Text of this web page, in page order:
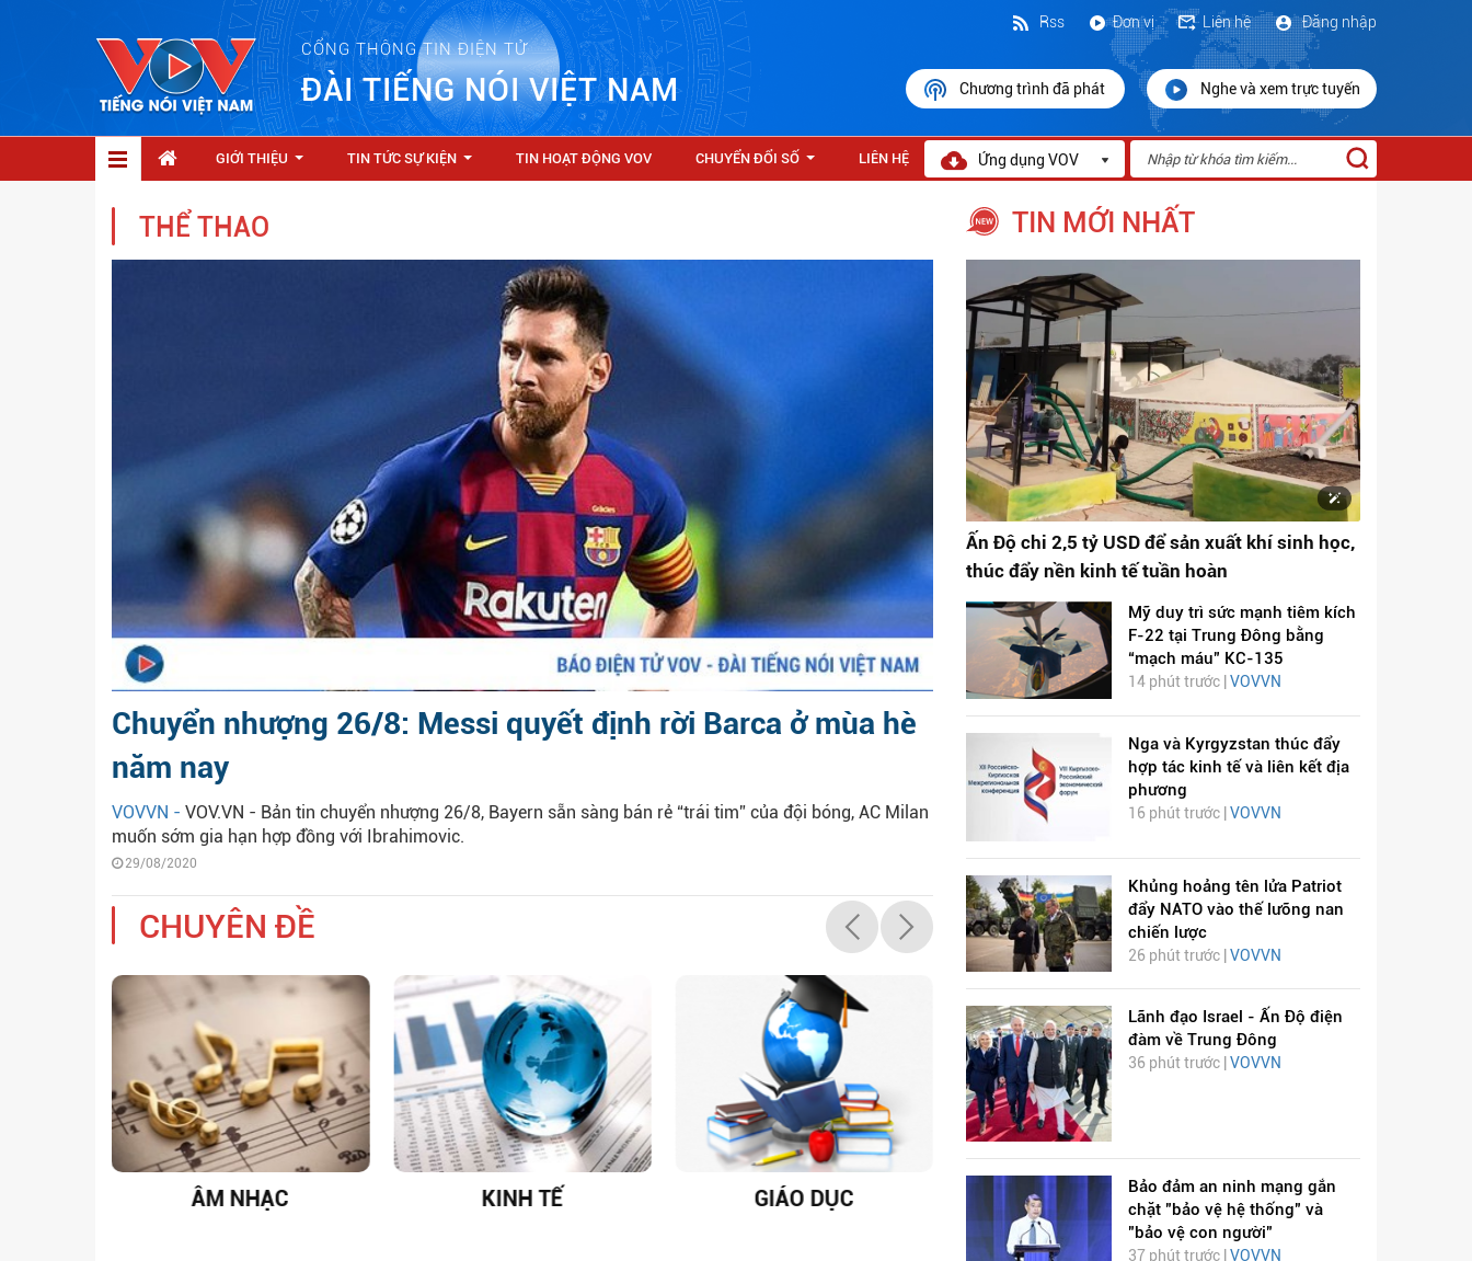
CỔNG THÔNG TIN ĐIỆN TỬ
ĐÀI TIẾNG NÓI VIỆT NAM
Đăng nhập
Liên hệ
Đơn vị
Rss
Chương trình đã phát Nghe và xem trực tuyến
GIỚI THIỆU TIN TỨC SỰ KIỆN TIN HOẠT ĐỘNG VOV CHUYỂN ĐỔI SỐ LIÊN HỆ Ứng dụng VOV
THỂ THAO
Chuyển nhượng 26/8: Messi quyết định rời Barca ở mùa hè
năm nay
VOVVN - VOV.VN - Bản tin chuyển nhượng 26/8, Bayern sẵn sàng bán rẻ “trái tim” của đội bóng, AC Milan
muốn sớm gia hạn hợp đồng với Ibrahimovic.
29/08/2020
CHUYÊN ĐỀ
ÂM NHẠC KINH TẾ GIÁO DỤC
DỊCH VIÊM PHỔI COVID-
19
HÁT LÊN VIỆT NAM
TIN MỚI NHẤT
Ấn Độ chi 2,5 tỷ USD để sản xuất khí sinh học,
thúc đẩy nền kinh tế tuần hoàn
Mỹ duy trì sức mạnh tiêm kích
F-22 tại Trung Đông bằng
“mạch máu” KC-135
14 phút trước | VOVVN
Nga và Kyrgyzstan thúc đẩy
hợp tác kinh tế và liên kết địa
phương
16 phút trước | VOVVN
Khủng hoảng tên lửa Patriot
đẩy NATO vào thế lưỡng nan
chiến lược
26 phút trước | VOVVN
Lãnh đạo Israel - Ấn Độ điện
đàm về Trung Đông
36 phút trước | VOVVN
Bảo đảm an ninh mạng gắn
chặt "bảo vệ hệ thống" và
"bảo vệ con người"
37 phút trước | VOVVN